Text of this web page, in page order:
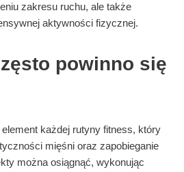
zakresu ruchu, ale także
aktywności fizycznej.
powinno się
każdej rutyny fitness, który
mięśni oraz zapobieganie
można osiągnąć, wykonując